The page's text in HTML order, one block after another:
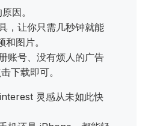
因。
，让你只需几秒钟就能
图片。
账号、没有烦人的广告
下载即可。
灵感从未如此快